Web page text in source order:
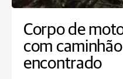
Corpo de
com
encontrado